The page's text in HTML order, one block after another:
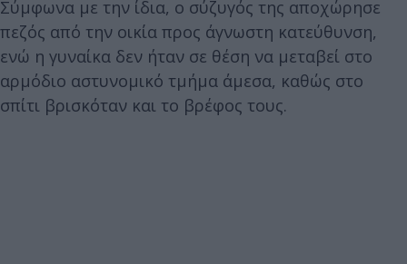
Σύμφωνα με την ίδια, ο σύζυγός της αποχώρησε
πεζός από την οικία προς άγνωστη κατεύθυνση,
ενώ η γυναίκα δεν ήταν σε θέση να μεταβεί στο
αρμόδιο αστυνομικό τμήμα άμεσα, καθώς στο
σπίτι βρισκόταν και το βρέφος τους.